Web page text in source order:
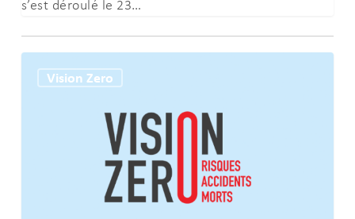
s’est déroulé le 23…
ZEROVision Zero